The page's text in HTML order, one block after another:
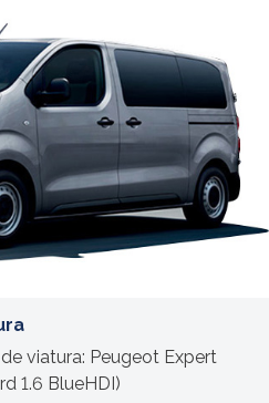
viatura: Peugeot Expert
1.6 BlueHDI)